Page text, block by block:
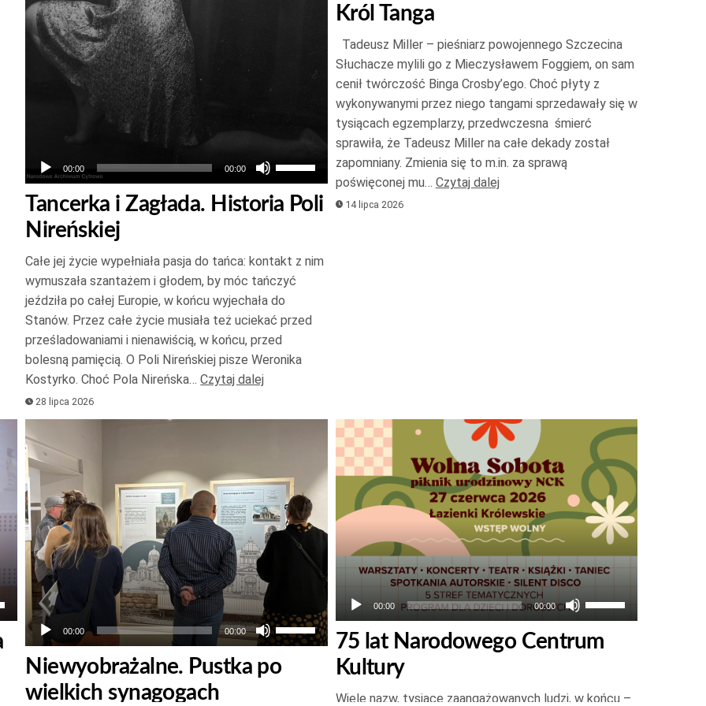
00:00 00:00
Używaj
strzałek
do
dołu
aby
zwiększyć
lub
Tancerka i Zagłada. Historia Poli
Nireńskiej
Całe jej życie wypełniała pasja do tańca: kontakt z nim
wymuszała szantażem i głodem, by móc tańczyć
jeździła po całej Europie, w końcu wyjechała do
Stanów. Przez całe życie musiała też uciekać przed
prześladowaniami i nienawiścią, w końcu, przed
bolesną pamięcią. O Poli Nireńskiej pisze Weronika
Kostyrko. Choć Pola Nireńska…Czytaj dalej
28 lipca 2026
góry
oraz
do
dołu
aby
zwiększyć
Król Tanga
Tadeusz Miller – pieśniarz powojennego Szczecina
Słuchacze mylili go z Mieczysławem Foggiem, on sam
cenił twórczość Binga Crosby’ego. Choć płyty z
wykonywanymi przez niego tangami sprzedawały się w
tysiącach egzemplarzy, przedwczesna śmierć
sprawiła, że Tadeusz Miller na całe dekady został
zapomniany. Zmienia się to m.in. za sprawą
poświęconej mu… Czytaj dalej
14 lipca 2026
Odtwarzacz
plików
dźwiękowych
00:00 00:00
Używaj
strzałek
do
Niewyobrażalne. Pustka po
wielkich synagogach
Odtwarzacz
plików
dźwiękowych
00:00 00:00
Używaj
strzałek
do
75 lat Narodowego Centrum
Kultury
Wiele nazw, tysiące zaangażowanych ludzi, w końcu –